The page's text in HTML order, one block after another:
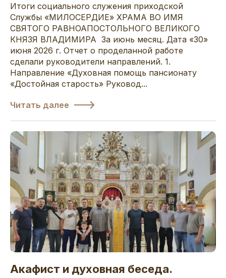
Итоги социального служения приходской
Службы «МИЛОСЕРДИЕ» ХРАМА ВО ИМЯ
СВЯТОГО РАВНОАПОСТОЛЬНОГО ВЕЛИКОГО
КНЯЗЯ ВЛАДИМИРА За июнь месяц. Дата «30»
июня 2026 г. Отчет о проделанной работе
сделали руководители направлений. 1.
Направление «Духовная помощь пансионату
«Достойная старость» Руковод...
Читать далее
Акафист и духовная беседа.